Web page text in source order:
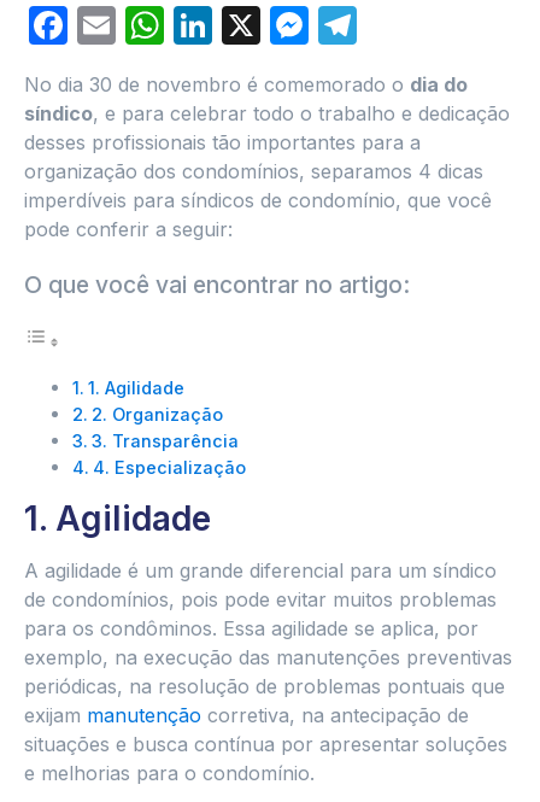
Facebook
EmailWhatsApp
LinkedIn
X Messenger
No dia 30 de novembro é comemorado o dia do
síndico, e para celebrar todo o trabalho e dedicação
desses profissionais tão importantes para a
organização dos condomínios, separamos 4 dicas
imperdíveis para síndicos de condomínio, que você
pode conferir a seguir:
O que você vai encontrar no artigo:
1. Agilidade
2. Organização
3. Transparência
4. Especialização
1. Agilidade
A agilidade é um grande diferencial para um síndico
de condomínios, pois pode evitar muitos problemas
para os condôminos. Essa agilidade se aplica, por
exemplo, na execução das manutenções preventivas
periódicas, na resolução de problemas pontuais que
exijam manutenção corretiva, na antecipação de
situações e busca contínua por apresentar soluções
e melhorias para o condomínio.